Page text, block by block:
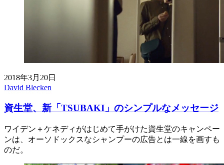
2018年3月20日
David Blecken
資生堂、新「TSUBAKI」のシンプルなメッセージ
ワイデン＋ケネディがはじめて手がけた資生堂のキャンペー
ンは、オーソドックスなシャンプーの広告とは一線を画すも
のだ。